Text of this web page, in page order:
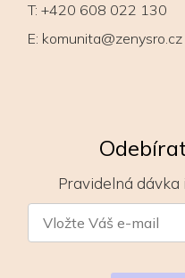
T: +420 608 022 130
E: komunita@zenysro.cz
Pravidelná dávka